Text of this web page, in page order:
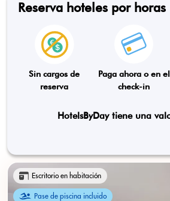
Reserva hoteles por horas
Sin cargos de
reserva
Paga ahora o en el
check-in
HotelsByDay tiene una
Escritorio en habitación
Pase de piscina incluido